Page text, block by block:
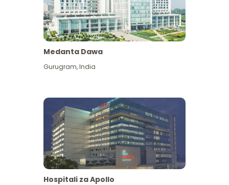
Medanta Dawa
Gurugram,India
Hospitali za Apollo